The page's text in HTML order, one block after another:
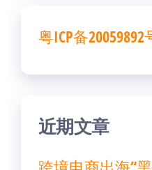
粤ICP备20059892
近期文章